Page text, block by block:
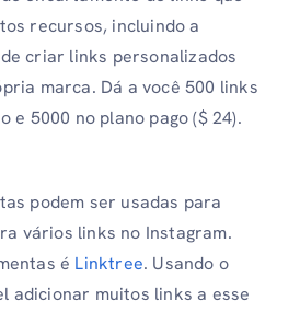
recursos, incluindo a
criar links personalizados
marca. Dá a você 500 links
e 5000 no plano pago ($ 24).
podem ser usadas para
vários links no Instagram.
é Linktree. Usando o
adicionar muitos links a esse